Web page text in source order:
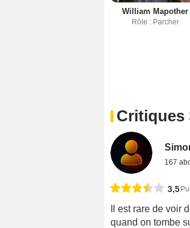
William Mapother
Rôle : Parcher
Critiques
167
3,5
Il est rare de voir
quand on tombe